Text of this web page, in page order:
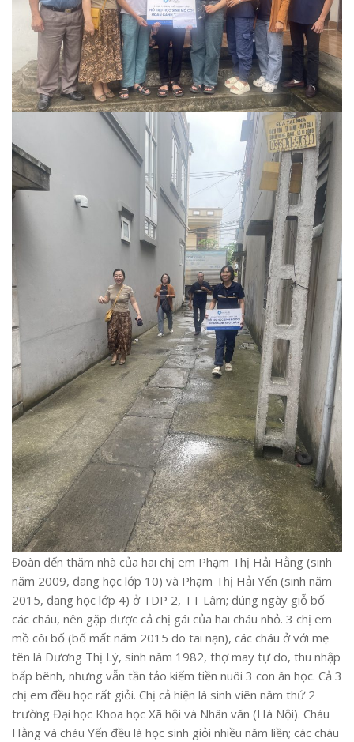
Đoàn đến thăm nhà của hai chị em Phạm Thị Hải Hằng (sinh
năm 2009, đang học lớp 10) và Phạm Thị Hải Yến (sinh năm
2015, đang học lớp 4) ở TDP 2, TT Lâm; đúng ngày giỗ bố
các cháu, nên gặp được cả chị gái của hai cháu nhỏ. 3 chị em
mồ côi bố (bố mất năm 2015 do tai nạn), các cháu ở với mẹ
tên là Dương Thị Lý, sinh năm 1982, thợ may tự do, thu nhập
bấp bênh, nhưng vẫn tần tảo kiếm tiền nuôi 3 con ăn học. Cả 3
chị em đều học rất giỏi. Chị cả hiện là sinh viên năm thứ 2
trường Đại học Khoa học Xã hội và Nhân văn (Hà Nội). Cháu
Hằng và cháu Yến đều là học sinh giỏi nhiều năm liền; các cháu